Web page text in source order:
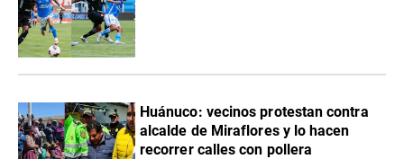
Huánuco: vecinos protestan contra
alcalde de Miraflores y lo hacen
recorrer calles con pollera